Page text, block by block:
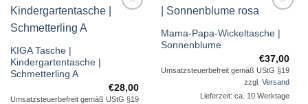
Wunschliste
KIGA Tasche |
Kindergartentasche |
Schmetterling A
€28,00
Umsatzsteuerbefreit gemäß UStG §19
Wunschliste
Mama-Papa-Wickeltasche |
Sonnenblume
€37,00
Umsatzsteuerbefreit gemäß UStG §19
zzgl. Versand
Lieferzeit: ca. 10 Werktage